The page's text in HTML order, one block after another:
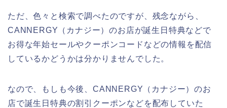
ただ、色々と検索で調べたのですが、残念ながら、
CANNERGY（カナジー）のお店が誕生日特典などで
お得な年始セールやクーポンコードなどの情報を配信
しているかどうかは分かりませんでした。
なので、もしも今後、CANNERGY（カナジー）のお
店で誕生日特典の割引クーポンなどを配布していた